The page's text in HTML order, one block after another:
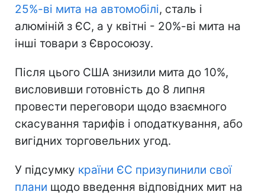
25%-ві мита на автомобілі, сталь і
алюміній з ЄС, а у квітні - 20%-ві мита на
інші товари з Євросоюзу.
Після цього США знизили мита до 10%,
висловивши готовність до 8 липня
провести переговори щодо взаємного
скасування тарифів і оподаткування, або
вигідних торговельних угод.
У підсумку країни ЄС призупинили свої
плани щодо введення відповідних мит на